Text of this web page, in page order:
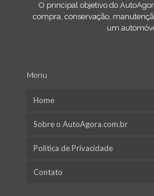
O principal objetivo do
compra, conservação,
um
Menu
Home
Sobre o AutoAgora.com.br
Política de Privacidade
Contato